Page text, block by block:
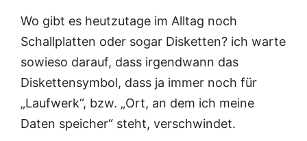
Wo gibt es heutzutage im Alltag noch
Schallplatten oder sogar Disketten? ich warte
sowieso darauf, dass irgendwann das
Diskettensymbol, dass ja immer noch für
„Laufwerk“, bzw. „Ort, an dem ich meine
Daten speicher“ steht, verschwindet.